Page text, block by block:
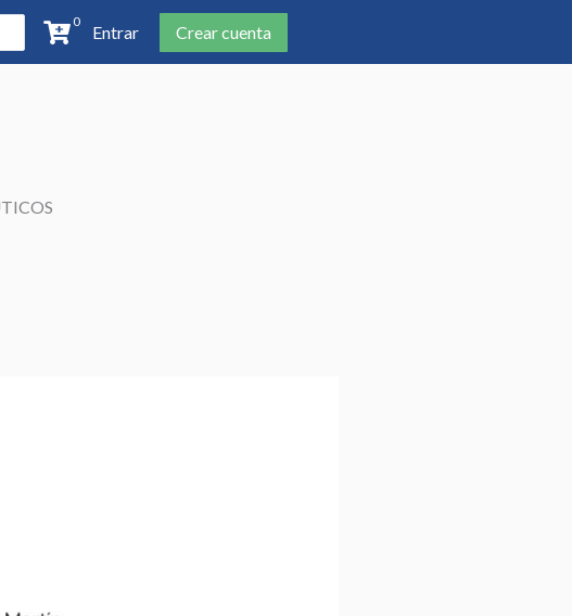
0
Entrar Crear cuenta